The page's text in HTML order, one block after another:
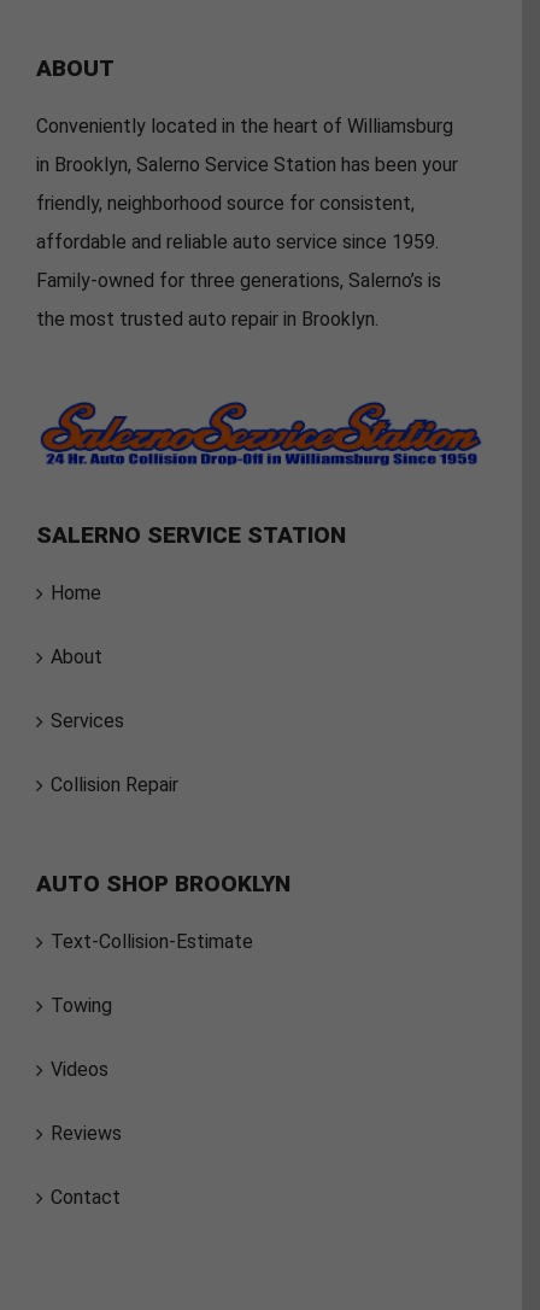
ABOUT
Conveniently located in the heart of Williamsburg
in Brooklyn, Salerno Service Station has been your
friendly, neighborhood source for consistent,
affordable and reliable auto service since 1959.
Family-owned for three generations, Salerno’s is
the most trusted auto repair in Brooklyn.
SALERNO SERVICE STATION
Home
About
Services
Collision Repair
AUTO SHOP BROOKLYN
Text-Collision-Estimate
Towing
Videos
Reviews
Contact